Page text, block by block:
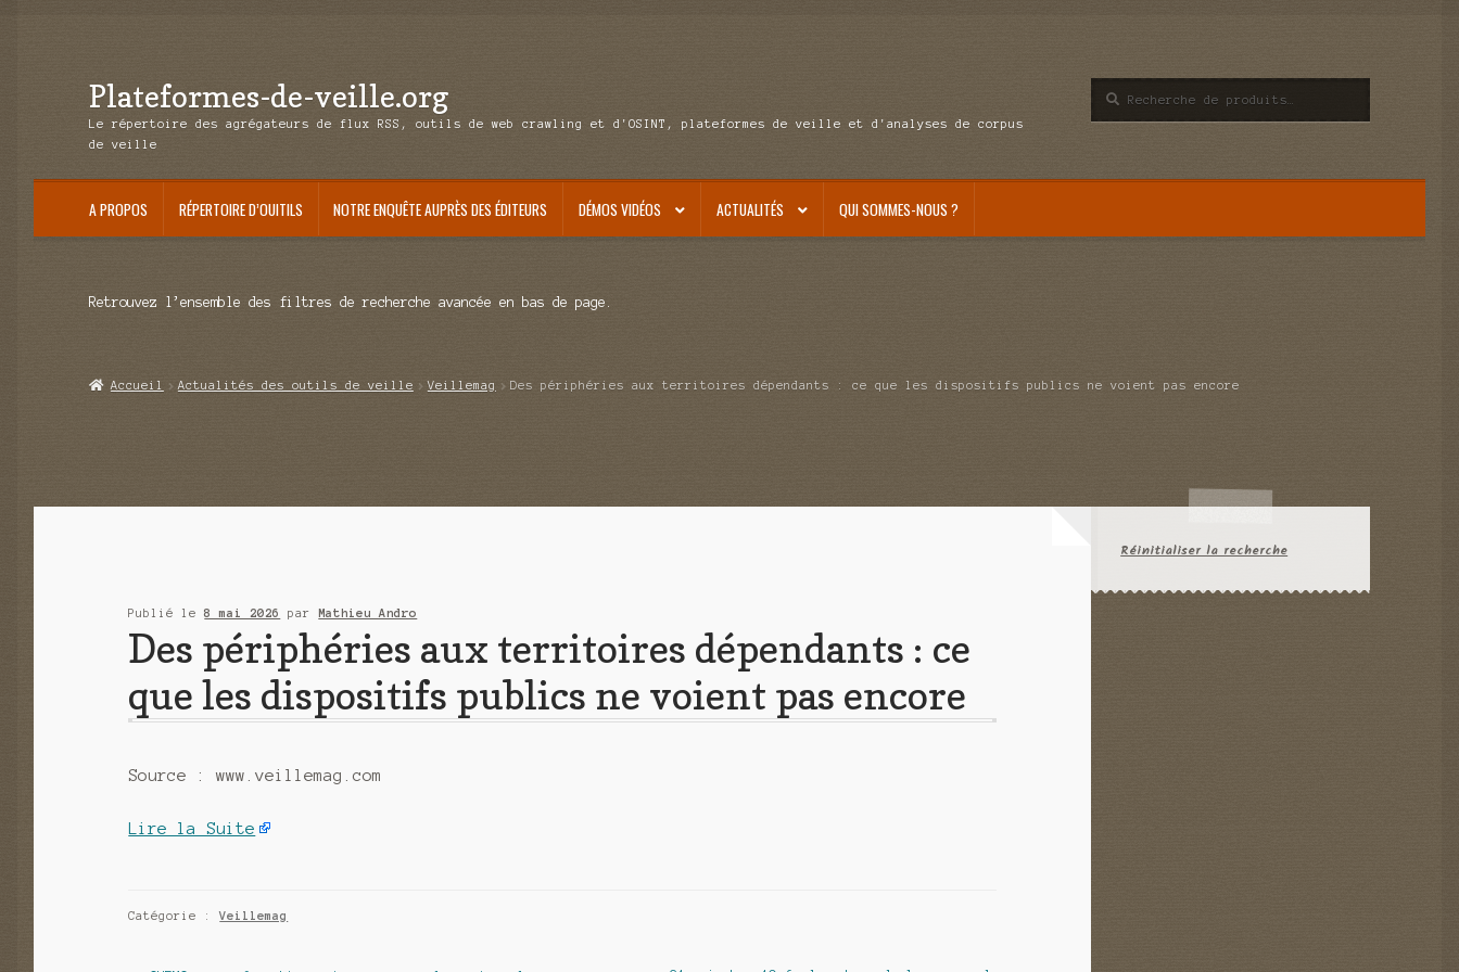
Aller
à
Aller
au
Plateformes-de-veille.org
Le répertoire des agrégateurs de flux RSS, outils de web crawling et d'OSINT, plateformes de veille et d'analyses de corpus
de veille
pour :
A PROPOS RÉPERTOIRE D’OUITILS NOTRE ENQUÊTE AUPRÈS DES ÉDITEURS DÉMOS VIDÉOS ACTUALITÉS QUI SOMMES-NOUS ?
Retrouvez l’ensemble des filtres de recherche avancée en bas de page.
Accueil Actualités des outils de veille Veillemag Des périphéries aux territoires dépendants : ce que les dispositifs publics ne voient pas encore
Publié le8 mai 2026 parMathieu Andro
Des périphéries aux territoires dépendants : ce
que les dispositifs publics ne voient pas encore
Source : www.veillemag.com
Lire la Suite
Catégorie :Veillemag
Réinitialiser la recherche